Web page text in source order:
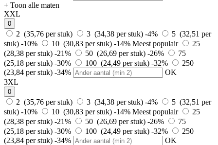
+ Toon alle maten
XXL
0
2 (35,76 per stuk) 3 (34,38 per stuk) -4%
5 (32,51 per
stuk) -10% 10 (30,83 per stuk) -14% Meest populair
25
(28,38 per stuk) -21% 50 (26,69 per stuk) -26%
75
(25,18 per stuk) -30% 100 (24,49 per stuk) -32%
250
(23,84 per stuk) -34%
OK
3XL
0
2 (35,76 per stuk) 3 (34,38 per stuk) -4%
5 (32,51 per
stuk) -10% 10 (30,83 per stuk) -14% Meest populair
25
(28,38 per stuk) -21% 50 (26,69 per stuk) -26%
75
(25,18 per stuk) -30% 100 (24,49 per stuk) -32%
250
(23,84 per stuk) -34%
OK